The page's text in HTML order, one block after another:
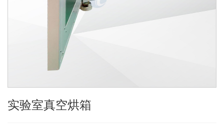
实验室真空烘箱